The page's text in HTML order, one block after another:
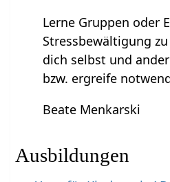
Lerne Gruppen oder
Stressbewältigung
dich selbst und
bzw. ergreife
Beate Menkarski
Ausbildungen